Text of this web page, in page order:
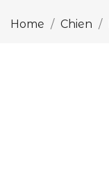
Home Chien